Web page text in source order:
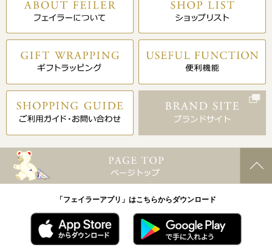
「フェイラーアプリ」はこちらからダウンロード